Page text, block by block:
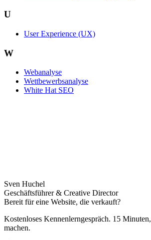
U
User Experience (UX)
W
Webanalyse
Wettbewerbsanalyse
White Hat SEO
Sven Huchel
Geschäftsführer & Creative Director
Bereit für eine Website, die verkauft?
Kostenloses Kennenlerngespräch. 15
machen.